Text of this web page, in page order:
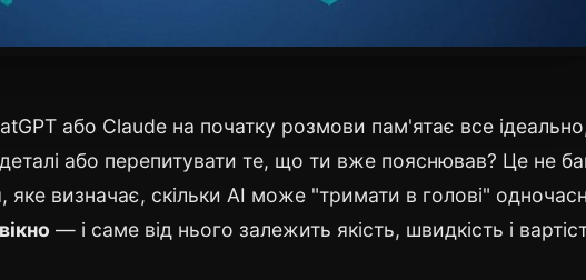
або Claude на початку розмови пам'ятає все
або перепитувати те, що ти вже пояснював? Це не
визначає, скільки AI може "тримати в голові"
— і саме від нього залежить якість, швидкість і